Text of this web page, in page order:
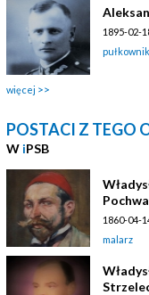
1895-02-
więcej
POSTACI Z TEGO
W iPSB
1860-04-
malarz